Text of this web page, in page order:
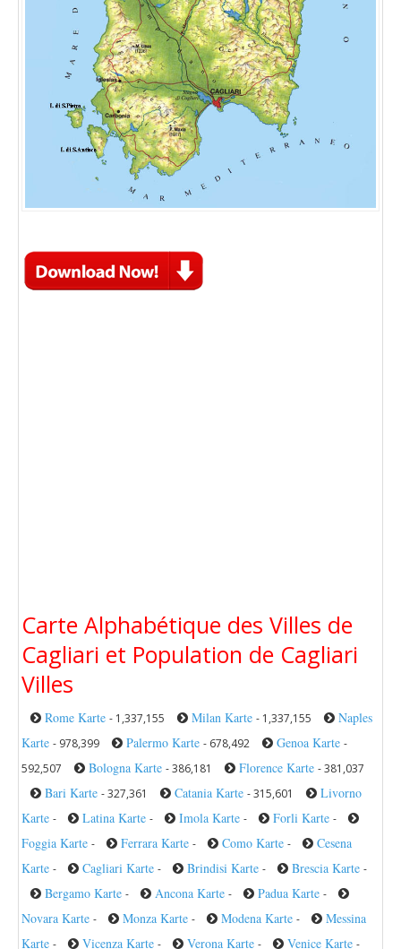
Carte Alphabétique des Villes de
Cagliari et Population de Cagliari
Villes
Rome Karte - 1,337,155 Milan Karte - 1,337,155
Naples
Karte - 978,399 Palermo Karte - 678,492 Genoa Karte -
592,507
Bologna Karte - 386,181 Florence Karte - 381,037
Bari Karte - 327,361 Catania Karte - 315,601
Livorno
Karte - Latina Karte - Imola Karte - Forli Karte -
Foggia Karte - Ferrara Karte - Como Karte -
Cesena
Karte - Cagliari Karte - Brindisi Karte - Brescia Karte -
Bergamo Karte - Ancona Karte - Padua Karte -
Novara Karte - Monza Karte - Modena Karte -
Messina
Karte - Vicenza Karte - Verona Karte - Venice Karte -